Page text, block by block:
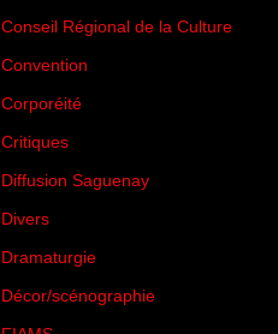
Conseil Régional de la Culture
Convention
Corporéité
Critiques
Diffusion Saguenay
Divers
Dramaturgie
Décor/scénographie